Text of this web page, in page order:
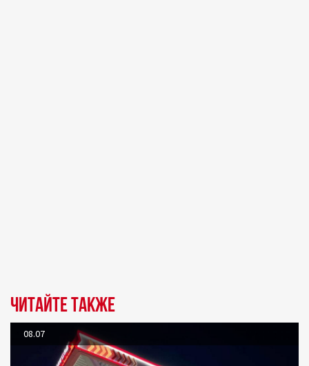
Читайте также
08.07